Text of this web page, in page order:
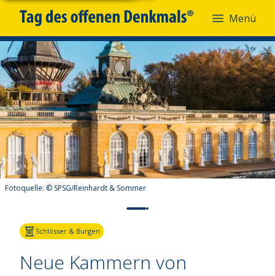
Menü
Fotoquelle: © SPSG/Reinhardt & Sommer
Schlösser & Burgen
Neue Kammern von